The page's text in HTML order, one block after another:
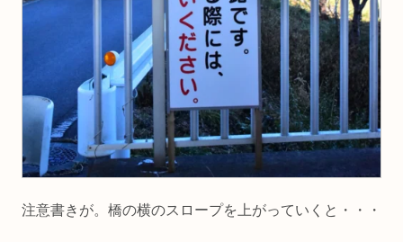
注意書きが。橋の横のスロープを上がっていくと・・・